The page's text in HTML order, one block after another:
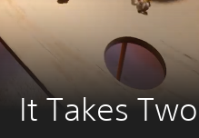
It Takes Two